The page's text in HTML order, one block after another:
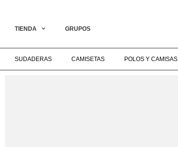
TIENDA GRUPOS
SUDADERAS CAMISETAS POLOS Y CAMISAS